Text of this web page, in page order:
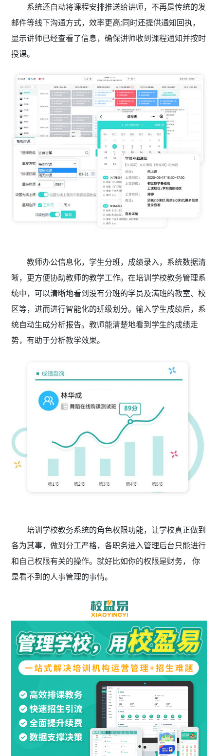
系统还自动将课程安排推送给讲师，不再是传统的发
邮件等线下沟通方式，效率更高;同时还提供通知回执，
显示讲师已经查看了信息，确保讲师收到课程通知并按时
授课。
教师办公信息化，学生分班，成绩录入，系统数据清
晰，更方便协助教师的教学工作。在培训学校教务管理系
统中，可以清晰地看到没有分班的学员及满班的教室、校
区等，进而进行智能化的班级划分。输入学生成绩后，系
统自动生成分析报告。教师能清楚地看到学生的成绩走
势，有助于分析教学效果。
培训学校教务系统的角色权限功能，让学校真正做到
各为其事，做到分工严格，各职务进入管理后台只能进行
和自己权限有关的操作。就好比如你的权限是财务， 你
是看不到的人事管理的事情。